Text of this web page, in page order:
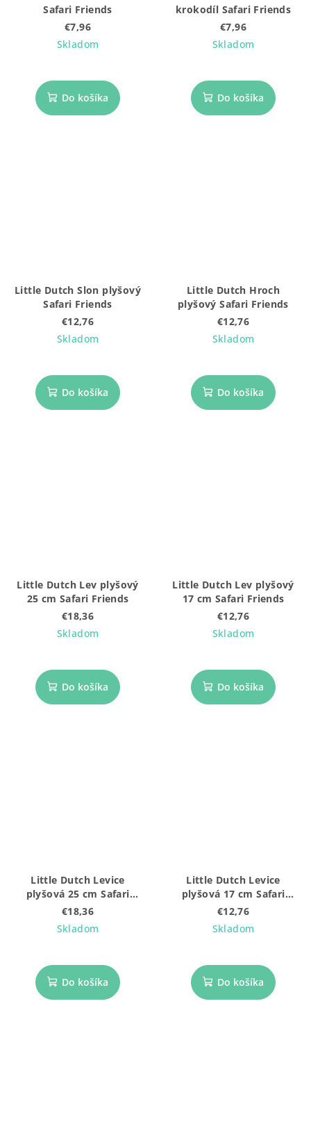
Safari Friends
€7,96
Skladom
Do košíka
krokodíl Safari Friends
€7,96
Skladom
Do košíka
Little Dutch Slon plyšový
Safari Friends
€12,76
Skladom
Do košíka
Little Dutch Hroch
plyšový Safari Friends
€12,76
Skladom
Do košíka
Little Dutch Lev plyšový
25 cm Safari Friends
€18,36
Skladom
Do košíka
Little Dutch Lev plyšový
17 cm Safari Friends
€12,76
Skladom
Do košíka
Little Dutch Levice
plyšová 25 cm Safari
Friends
€18,36
Skladom
Do košíka
Little Dutch Levice
plyšová 17 cm Safari
Friends
€12,76
Skladom
Do košíka